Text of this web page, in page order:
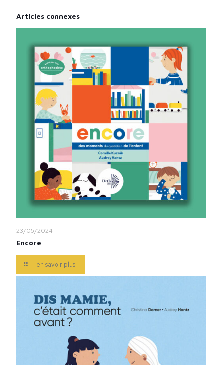
Articles connexes
23/05/2024
Encore
en savoir plus